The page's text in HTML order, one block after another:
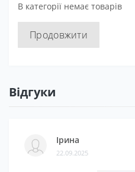
В категорії немає товарів
Продовжити
Відгуки
Ірина
22.09.2025